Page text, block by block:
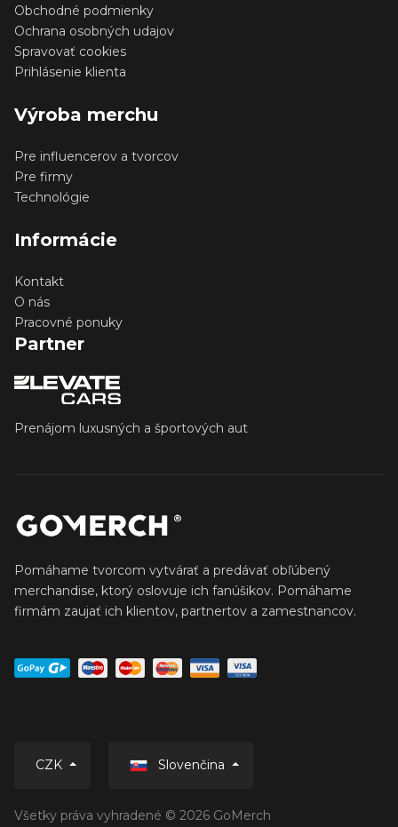
Obchodné podmienky
Ochrana osobných udajov
Spravovať cookies
Prihlásenie klienta
Výroba merchu
Pre influencerov a tvorcov
Pre firmy
Technológie
Informácie
Kontakt
O nás
Pracovné ponuky
Partner
Prenájom luxusných a športových aut
Pomáhame tvorcom vytvárať a predávať obľúbený
merchandise, ktorý oslovuje ich fanúšikov. Pomáhame
firmám zaujať ich klientov, partnertov a zamestnancov.
CZK Slovenčina
Všetky práva vyhradené © 2026 GoMerch